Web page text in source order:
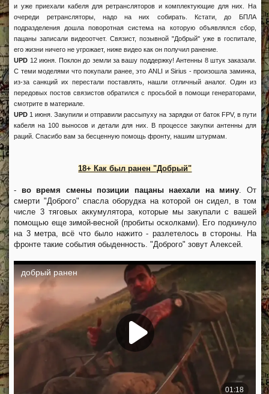
и уже приехали кабеля для ретрансляторов и комплектующие для них. На
очереди ретрансляторы, надо на них собирать. Кстати, до БПЛА
подразделения дошла поворотная система на которую объявлялся сбор,
пацаны записали видеоотчет. Связист, позывной "Добрый" уже в госпитале,
его жизни ничего не угрожает, ниже видео как он получил ранение.
UPD 12 июня. Поклон до земли за вашу поддержку! Антенны 8 штук заказали.
С теми моделями что покупали ранее, это ANLI и Sirius - произошла заминка,
из-за санкций их перестали поставлять, нашли отличный аналог. Один из
передовых постов связистов обратился с просьбой в помощи генераторами,
смотрите в материале.
UPD 1 июня. Закупили и отправили рассыпуху на зарядки от баток FPV, в пути
кабеля на 100 выносов и детали для них. В процессе закупки антенны для
раций. Спасибо вам за бесценную помощь фронту, нашим штурмам.
18+ Как был ранен "Добрый"
- во время смены позиции пацаны наехали на мину . От
смерти "Доброго" спасла оборудка на которой он сидел, в том
числе 3 тяговых аккумулятора, которые мы закупали с вашей
помощью еще зимой-весной (пробиты осколками). Его подкинуло
на 3 метра, всё что было нажито - разлетелось в стороны. На
фронте такие события обыденность. "Доброго" зовут Алексей.